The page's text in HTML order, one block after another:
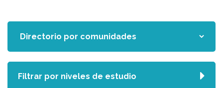
Filtrar por niveles de estudio